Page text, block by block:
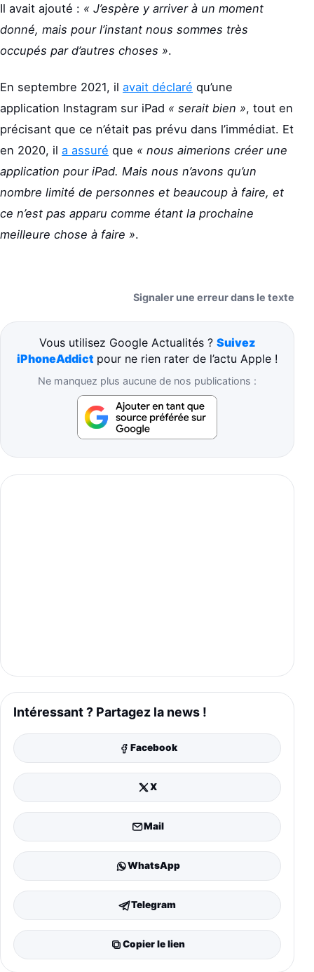
Il avait ajouté : « J’espère y arriver à un moment
donné, mais pour l’instant nous sommes très
occupés par d’autres choses ».
En septembre 2021, il avait déclaré qu’une
application Instagram sur iPad « serait bien », tout en
précisant que ce n’était pas prévu dans l’immédiat. Et
en 2020, il a assuré que « nous aimerions créer une
application pour iPad. Mais nous n’avons qu’un
nombre limité de personnes et beaucoup à faire, et
ce n’est pas apparu comme étant la prochaine
meilleure chose à faire ».
Signaler une erreur dans le texte
Vous utilisez Google Actualités ? Suivez
iPhoneAddict pour ne rien rater de l’actu Apple !
Ne manquez plus aucune de nos publications :
Intéressant ? Partagez la news !
Facebook
X
Mail
WhatsApp
Telegram
Copier le lien